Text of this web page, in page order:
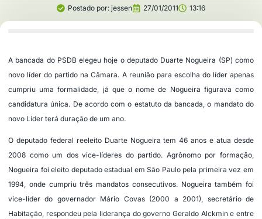
Postado por: jessen 27/01/2011 13:16
A bancada do PSDB elegeu hoje o deputado Duarte Nogueira (SP) como
novo líder do partido na Câmara. A reunião para escolha do líder apenas
cumpriu uma formalidade, já que o nome de Nogueira figurava como
candidatura única. De acordo com o estatuto da bancada, o mandato do
novo Líder terá duração de um ano.
O deputado federal reeleito Duarte Nogueira tem 46 anos e atua desde
2008 como um dos vice-líderes do partido. Agrônomo por formação,
Nogueira foi eleito deputado estadual em São Paulo pela primeira vez em
1994, onde cumpriu três mandatos consecutivos. Nogueira também foi
vice-líder do governador Mário Covas (2000 a 2001), secretário de
Habitação, respondeu pela liderança do governo Geraldo Alckmin e entre